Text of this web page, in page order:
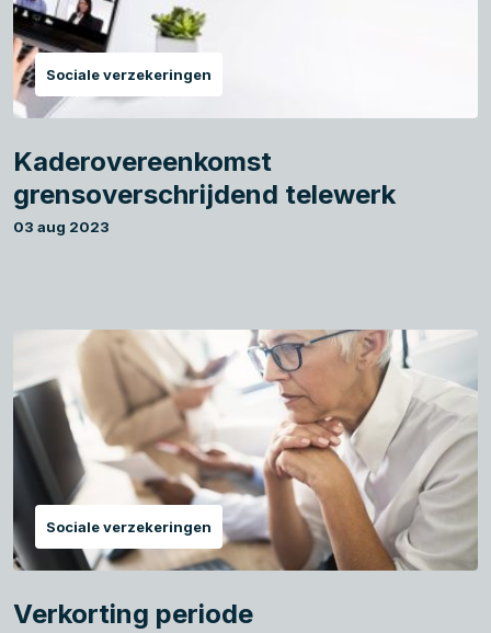
Sociale verzekeringen
Kaderovereenkomst
grensoverschrijdend telewerk
03 aug 2023
Sociale verzekeringen
Verkorting periode